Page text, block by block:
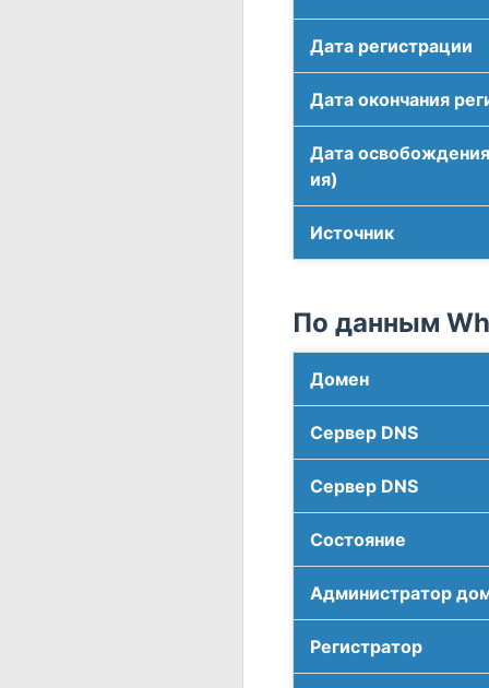
Дата регистрации
Дата окончания
Дата
ия)
Источник
По данным
Домен
Сервер DNS
Сервер DNS
Соcтояние
Администратор
Регистратор